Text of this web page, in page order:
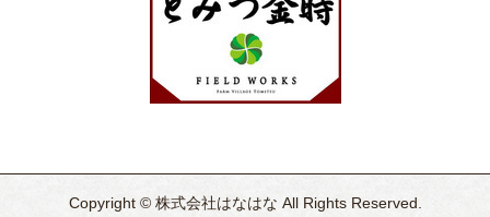
Copyright © 株式会社はなはな All Rights Reserved.